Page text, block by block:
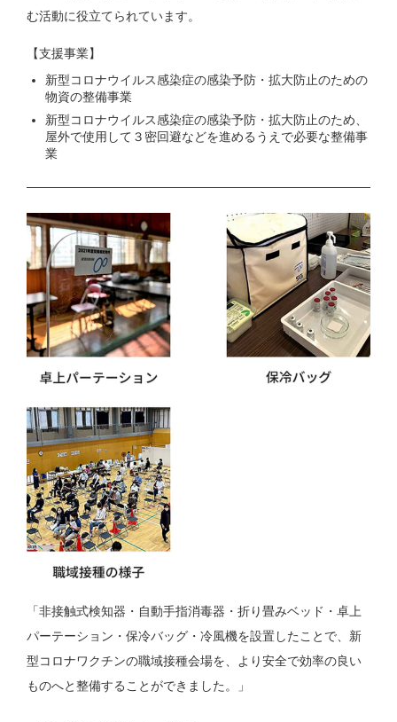
む活動に役立てられています。
【支援事業】
新型コロナウイルス感染症の感染予防・拡大防止のための
物資の整備事業
新型コロナウイルス感染症の感染予防・拡大防止のため、
屋外で使用して３密回避などを進めるうえで必要な整備事
業
「非接触式検知器・自動手指消毒器・折り畳みベッド・卓上
パーテーション・保冷バッグ・冷風機を設置したことで、新
型コロナワクチンの職域接種会場を、より安全で効率の良い
ものへと整備することができました。」